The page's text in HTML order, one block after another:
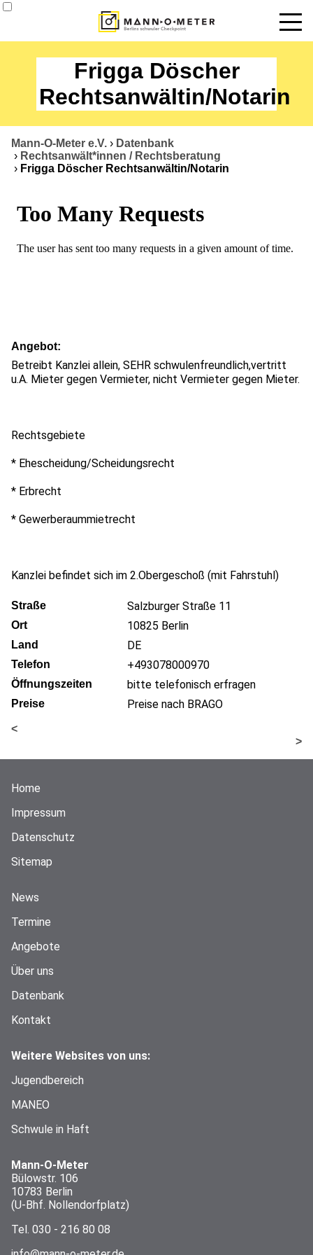
Termine
Über uns
Kontakt
Frigga Döscher
Rechtsanwältin/Notarin
Mann-O-Meter e.V. › Datenbank
› Rechtsanwält*innen / Rechtsberatung
› Frigga Döscher Rechtsanwältin/Notarin
Angebot
Betreibt Kanzlei allein, SEHR schwulenfreundlich,vertritt
u.A. Mieter gegen Vermieter, nicht Vermieter gegen Mieter.
Rechtsgebiete
* Ehescheidung/Scheidungsrecht
* Erbrecht
* Gewerberaummietrecht
Kanzlei befindet sich im 2.Obergeschoß (mit Fahrstuhl)
Straße Salzburger Straße 11
Ort 10825 Berlin
Land DE
Telefon +493078000970
Öffnungszeiten bitte telefonisch erfragen
Preise Preise nach BRAGO
<
>
Home
Impressum
Datenschutz
Sitemap
News
Termine
Angebote
Über uns
Datenbank
Kontakt
Weitere Websites von uns:
Jugendbereich
MANEO
Schwule in Haft
Mann-O-Meter
Bülowstr. 106
10783 Berlin
(U-Bhf. Nollendorfplatz)
Tel. 030 - 216 80 08